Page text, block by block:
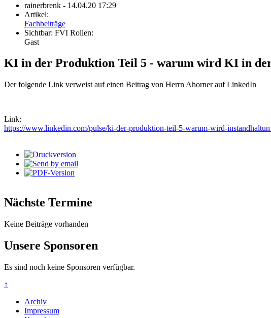
rainerbrenk - 14.04.20 17:29
Artikel:
Fachbeiträge
Sichtbar: FVI Rollen:
Gast
KI in der Produktion Teil 5 - warum wird KI in der
Der folgende Link verweist auf einen Beitrag von Herrn Ahorner auf LinkedIn
Link:
https://www.linkedin.com/pulse/ki-der-produktion-teil-5-warum-wird-
Nächste Termine
Keine Beiträge vorhanden
Unsere Sponsoren
Es sind noch keine Sponsoren verfügbar.
↑
Archiv
Impressum